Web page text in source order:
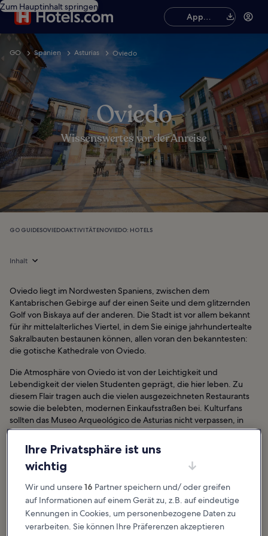
Zum Hauptinhalt springen
App
herunterladen
GO Spanien Asturias Oviedo
Oviedo
Wissenswertes vor der Anreise
GO GUIDESOVIEDOAKTIVITÄTENOVIEDO: HOTELS
Inhalt
Oviedo liegt im Nordwesten Spaniens, zwischen dem
Kantabrischen Gebirge auf der einen Seite und dem glitzernden
Golf von Biskaya auf der anderen. Die Stadt ist vor allem bekannt
für ihr mittelalterliches Viertel, in dem Sie einige jahrhundertealte
Sakralbauten bestaunen können, allen voran den bekanntesten:
die gotische Kathedrale von Oviedo.
Die Atmosphäre von Oviedo ist von der Leichtigkeit und
Lebendigkeit der vielen Studenten geprägt, die hier leben. Zu
diesem Flair tragen auch die vielen ausgezeichneten Restaurants
sowie die belebten, modernen Einkaufsstraßen bei. Kulturfans
sollten das Museo Arqueológico de Asturias nicht verpassen, in
dem Sie zahlreiche religiöse Exponate entdecken können.
Ebenfalls sehenswert ist das Museo de Bellas Artes de Asturias,
das von zwei prachtvollen ehemaligen Herrschaftshäusern
beherbergt wird und über eine beeindruckend umfangreiche
Oviedo: Hotels
Ihre Privatsphäre ist uns
wichtig
Wir und unsere16 Partner speichern und/ oder greifen
auf Informationen auf einem Gerät zu, z.B. auf eindeutige
Kennungen in Cookies, um personenbezogene Daten zu
verarbeiten. Sie können Ihre Präferenzen akzeptieren